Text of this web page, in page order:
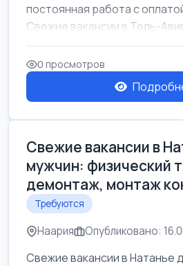
постоянная работа с
Свежие вакансии в Тель-
женщин от хозя...
0 просмотров
Свежие вакансии в
мужчин: физический
демонтаж, монтаж
Требуются
Наария Опубликовано:
Свежие вакансии в Натанье